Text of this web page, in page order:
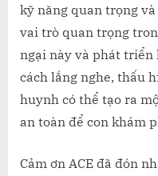
kỹ năng quan trọng
vai trò quan trọng
ngại này và phát triển
cách lắng nghe, thấu
huynh có thể tạo ra
an toàn để con khám
Cảm ơn ACE đã đón